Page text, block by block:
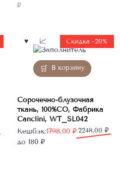
составляла
6041,00 ₽.
₽
В корзину
Скидка -20%
Сорочечно-блузочная
ткань, 100%CO, Фабрика
Canclini, WT_SL042
2248,00 ₽
Первоначальная
цена
1798,00 ₽
Текущая
цена:
Кешбэк:
до 180 ₽